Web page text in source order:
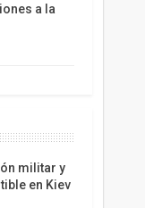
a la
militar y
en Kiev